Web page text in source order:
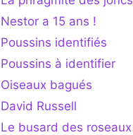
Nestor a 15 ans !
Poussins identifiés
Poussins à identifier
Oiseaux bagués
David Russell
Le busard des roseaux